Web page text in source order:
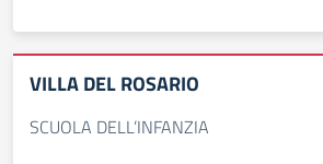
VILLA DEL ROSARIO
SCUOLA DELL’INFANZIA